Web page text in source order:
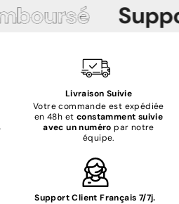
Support
Livraison Suivie
Votre commande est expédiée
en 48h et constamment suivie
avec un numéro par notre
équipe.
Support Client Français 7/7j.